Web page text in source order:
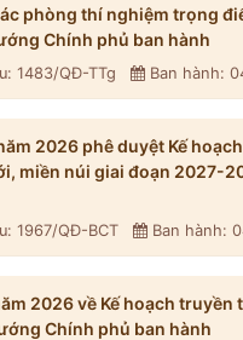
phòng thí nghiệm trọng
Chính phủ ban hành
1483/QĐ-TTg Ban hành:
2026 phê duyệt Kế
miền núi giai đoạn 2027-
1967/QĐ-BCT Ban hành:
2026 về Kế hoạch truyền
Chính phủ ban hành